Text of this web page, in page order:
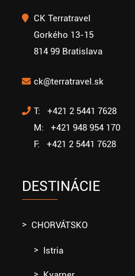
CK Terratravel
Gorkého 13-15
814 99 Bratislava
ck@terratravel.sk
T: +421 2 5441 7628
M: +421 948 954 170
F: +421 2 5441 7628
DESTINÁCIE
CHORVÁTSKO
Istria